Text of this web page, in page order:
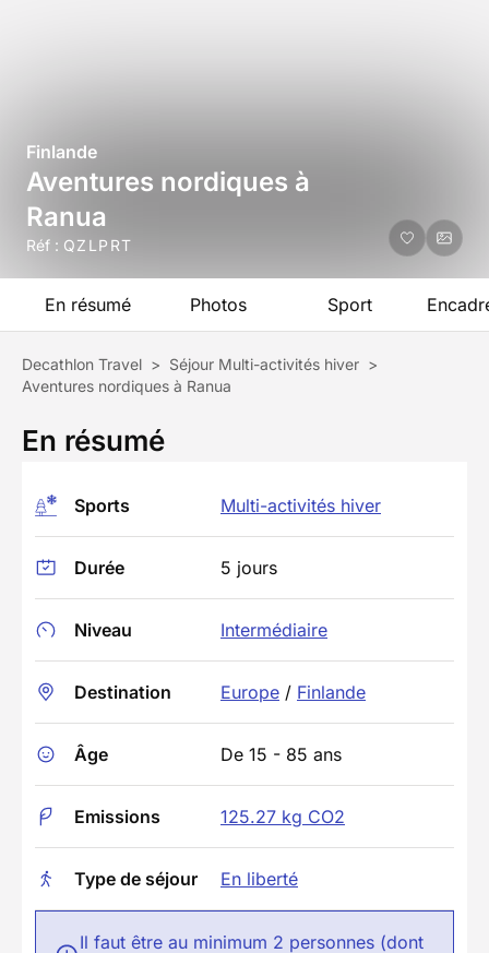
Finlande
Aventures nordiques à
Ranua
Réf : QZLPRT
En résumé Photos Sport
Decathlon Travel > Séjour Multi-activités hiver >
Aventures nordiques à Ranua
En résumé
Sports Multi-activités hiver
Durée 5 jours
Niveau Intermédiaire
Destination Europe / Finlande
Âge De 15 - 85 ans
Emissions 125.27 kg CO2
Type de séjour En liberté
Il faut être au minimum 2 personnes (dont